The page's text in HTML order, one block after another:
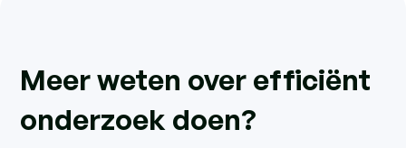
Meer weten over efficiënt
onderzoek doen?